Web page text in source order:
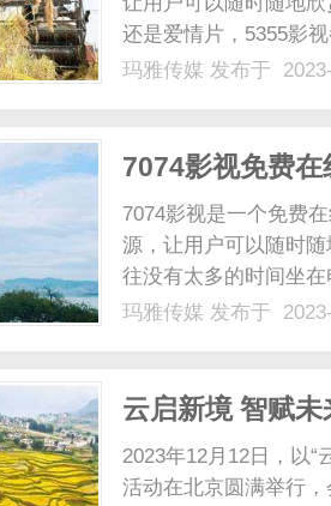
还是爱情片，5355影
以不用花费任何费用
玛雅传媒 发布于
7074影视免费
7074影视是一个免费
源，让用户可以随时
往没有太多的时间坐
们提供了一个便捷的
玛雅传媒 发布于
云启新境 智赋
2023年12月12日，以“
活动在北京圆满举行